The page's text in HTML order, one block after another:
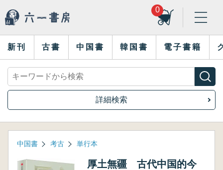
0
新刊 古書 中国書 韓国書 電子書籍
詳細検索
中国書 考古 単行本
厚土無疆 古代中国的今